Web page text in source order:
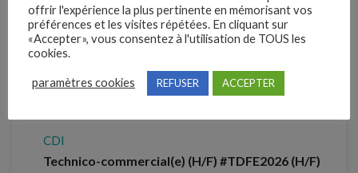
CDI
Technico-commercial (H/F) #TDFE2026 (H/F)
byVO RH
37000 Tours
CDI
Technico-commercial(e) (H/F) #TDFE2026 (H/F)
offrir l'expérience la plus pertinente en mémorisant vos
préférences et les visites répétées. En cliquant sur
«Accepter», vous consentez à l'utilisation de TOUS les
cookies.
paramètres cookies REFUSER ACCEPTER